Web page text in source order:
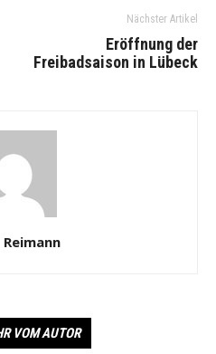
Nächster Artikel
Eröffnung der
Freibadsaison in Lübeck
VOM AUTOR